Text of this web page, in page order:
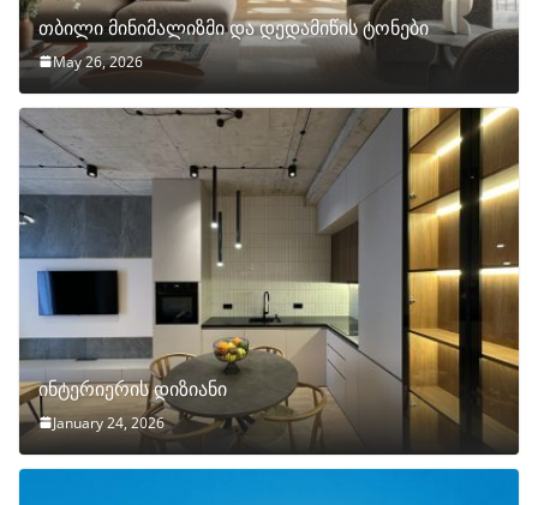
თბილი მინიმალიზმი და დედამიწის ტონები
May 26, 2026
ინტერიერის დიზიანი
January 24, 2026